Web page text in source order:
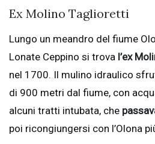
Ex Molino Taglioretti
Lungo un meandro del fiume
Lonate Ceppino si trova l’ex
nel 1700. Il mulino idraulico
di 900 metri dal fiume, con
alcuni tratti intubata, che
poi ricongiungersi con l’Olona